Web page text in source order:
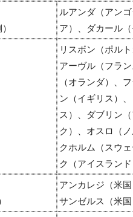
ルアンダ（アン
ア）、ダカール
リスボン（ポル
アーヴル（フラ
（オランダ）、
ン（イギリス）
ス）、ダブリン
ク）、オスロ（
クホルム（スウ
ク（アイスラン
アンカレジ（米
サンゼルス（米